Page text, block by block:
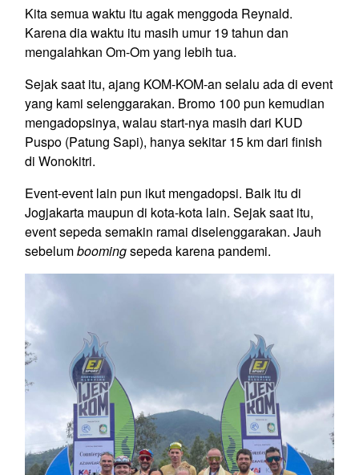
Kita semua waktu itu agak menggoda Reynald.
Karena dia waktu itu masih umur 19 tahun dan
mengalahkan Om-Om yang lebih tua.
Sejak saat itu, ajang KOM-KOM-an selalu ada di event
yang kami selenggarakan. Bromo 100 pun kemudian
mengadopsinya, walau start-nya masih dari KUD
Puspo (Patung Sapi), hanya sekitar 15 km dari finish
di Wonokitri.
Event-event lain pun ikut mengadopsi. Baik itu di
Jogjakarta maupun di kota-kota lain. Sejak saat itu,
event sepeda semakin ramai diselenggarakan. Jauh
sebelumboomingsepeda karena pandemi.